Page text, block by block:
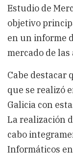
Estudio de
objetivo
en un informe
mercado de las
Cabe destacar
que se realizó
Galicia con
La realización
cabo
Informáticos